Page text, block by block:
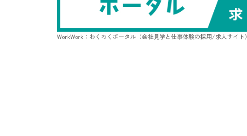
WorkWork：わくわくポータル（会社見学と仕事体験の採用/求人サイト）